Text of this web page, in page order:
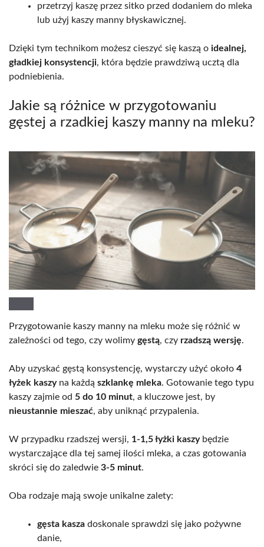
przetrzyj kaszę przez sitko przed dodaniem do mleka
lub użyj kaszy manny błyskawicznej.
Dzięki tym technikom możesz cieszyć się kaszą o idealnej,
gładkiej konsystencji, która będzie prawdziwą ucztą dla
podniebienia.
Jakie są różnice w przygotowaniu
gęstej a rzadkiej kaszy manny na mleku?
Przygotowanie kaszy manny na mleku może się różnić w
zależności od tego, czy wolimy gęstą, czy rzadszą wersję.
Aby uzyskać gęstą konsystencję, wystarczy użyć około 4
łyżek kaszyna każdą szklankę mleka. Gotowanie tego typu
kaszy zajmie od 5 do 10 minut, a kluczowe jest, by
nieustannie mieszać, aby uniknąć przypalenia.
W przypadku rzadszej wersji, 1-1,5 łyżki kaszybędzie
wystarczające dla tej samej ilości mleka, a czas gotowania
skróci się do zaledwie 3-5 minut.
Oba rodzaje mają swoje unikalne zalety:
gęsta kasza doskonale sprawdzi się jako pożywne
danie,